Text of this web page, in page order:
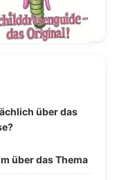
über das
über das Thema